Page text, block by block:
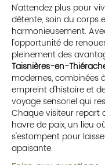
N'attendez plus pour
détente, soin du corps
harmonieusement.
l'opportunité de
pleinement des
Taisnières-en-
modernes, combinées
empreint d'histoire et
voyage sensoriel qui
Chaque visiteur repart
havre de paix, un lieu
s'estompent pour
apaisante.